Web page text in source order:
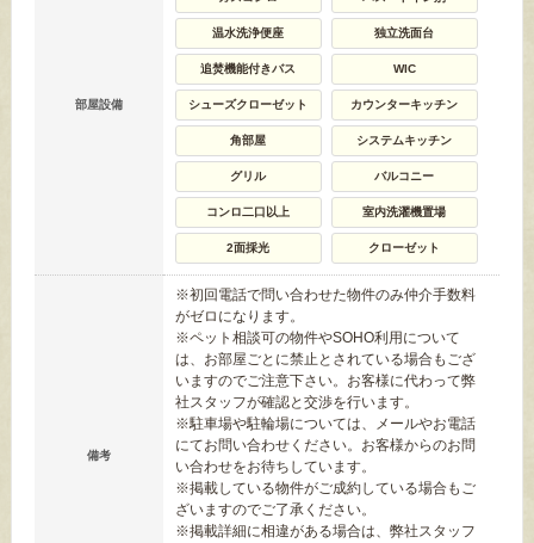
部屋設備
温水洗浄便座 独立洗面台
追焚機能付きバス WIC
シューズクローゼット カウンターキッチン
角部屋 システムキッチン
グリル バルコニー
コンロ二口以上 室内洗濯機置場
2面採光 クローゼット
備考
※初回電話で問い合わせた物件のみ仲介手数料
がゼロになります。
※ペット相談可の物件やSOHO利用について
は、お部屋ごとに禁止とされている場合もござ
いますのでご注意下さい。お客様に代わって弊
社スタッフが確認と交渉を行います。
※駐車場や駐輪場については、メールやお電話
にてお問い合わせください。お客様からのお問
い合わせをお待ちしています。
※掲載している物件がご成約している場合もご
ざいますのでご了承ください。
※掲載詳細に相違がある場合は、弊社スタッフ